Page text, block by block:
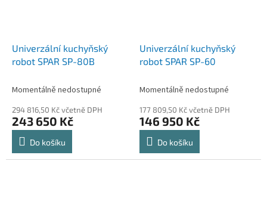
Univerzální kuchyňský
robot SPAR SP-80B
Momentálně nedostupné
294 816,50 Kč včetně DPH
243 650 Kč
Do košíku
Univerzální kuchyňský
robot SPAR SP-60
Momentálně nedostupné
177 809,50 Kč včetně DPH
146 950 Kč
Do košíku